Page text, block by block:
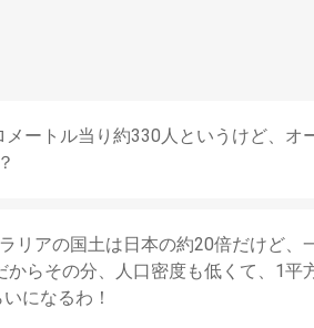
メートル当 り 約330 人 というけど、オ
リアの国土は 日本の約20倍だけど、
からその分、 人口密度も低 くて、1平
いになるわ！